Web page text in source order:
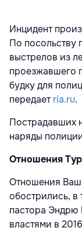
Инцидент
По посольству
выстрелов из
проезжавшего
будку для
передаетria.ru.
Пострадавших
наряды
Отношения
Отношения
обострились, в
пастора Эндрю
властями в